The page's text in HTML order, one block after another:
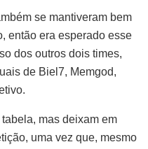
se mantiveram bem
então era esperado esse
dos outros dois times,
de Biel7, Memgod,
mas deixam em
uma vez que, mesmo